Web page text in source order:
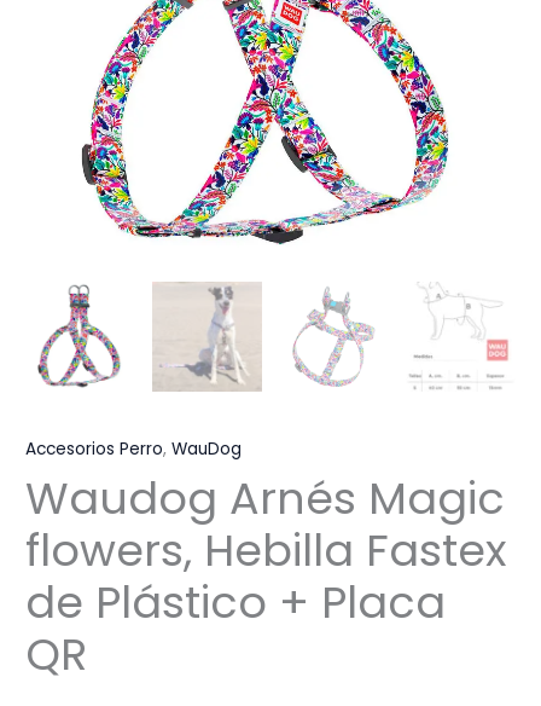
Accesorios Perro,WauDog
Waudog Arnés Magic
flowers, Hebilla Fastex
de Plástico + Placa
QR